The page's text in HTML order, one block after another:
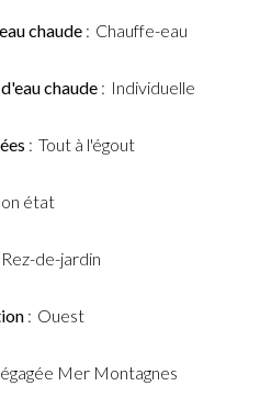
chaude Chauffe-eau
chaude Individuelle
Tout à l'égout
état
Rez-de-jardin
Ouest
Mer Montagnes